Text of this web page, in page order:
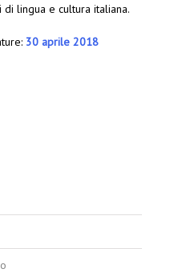
lingua e cultura italiana.
30 aprile 2018